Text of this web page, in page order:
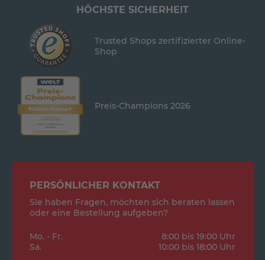
HÖCHSTE SICHERHEIT
Trusted Shops zertifizierter Online-
Shop
Preis-Champions 2026
PERSÖNLICHER KONTAKT
Sie haben Fragen, möchten sich beraten lassen
oder eine Bestellung aufgeben?
Mo. - Fr.
8:00 bis 19:00 Uhr
Sa.
10:00 bis 18:00 Uhr